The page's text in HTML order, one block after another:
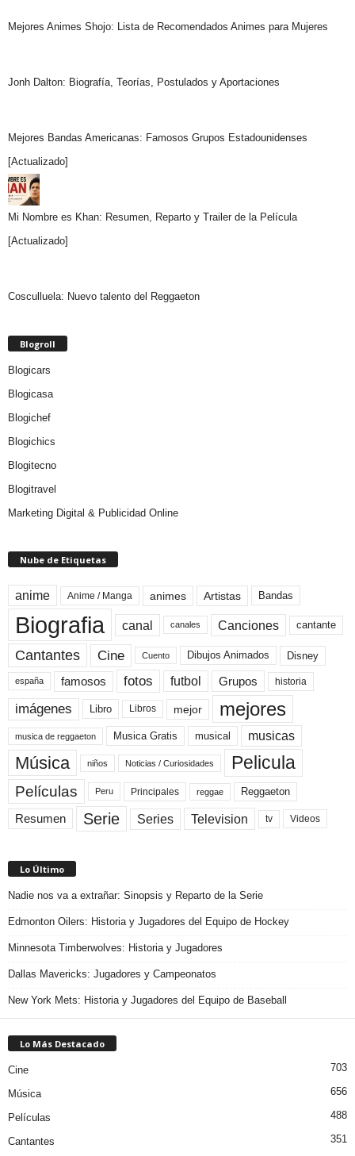
Mejores Animes Shojo: Lista de Recomendados Animes para Mujeres
Jonh Dalton: Biografía, Teorías, Postulados y Aportaciones
Mejores Bandas Americanas: Famosos Grupos Estadounidenses
[Actualizado]
Mi Nombre es Khan: Resumen, Reparto y Trailer de la Película
[Actualizado]
Cosculluela: Nuevo talento del Reggaeton
Blogroll
Blogicars
Blogicasa
Blogichef
Blogichics
Blogitecno
Blogitravel
Marketing Digital & Publicidad Online
Nube de Etiquetas
anime Anime / Manga animes Artistas Bandas
Biografia canal canales Canciones cantante
Cantantes Cine Cuento Dibujos Animados Disney
españa famosos fotos futbol Grupos historia
imágenes Libro Libros mejor mejores
musica de reggaeton Musica Gratis musical musicas
Música niños Noticias / Curiosidades Pelicula
Películas Peru Principales reggae Reggaeton
Resumen Serie Series Television tv Videos
Lo Último
Nadie nos va a extrañar: Sinopsis y Reparto de la Serie
Edmonton Oilers: Historia y Jugadores del Equipo de Hockey
Minnesota Timberwolves: Historia y Jugadores
Dallas Mavericks: Jugadores y Campeonatos
New York Mets: Historia y Jugadores del Equipo de Baseball
Lo Más Destacado
Cine 703
Música 656
Películas 488
Cantantes 351